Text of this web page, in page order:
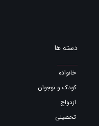
خانواده
کودک و نوجوان
ازدواج
تحصیلی
دسته ها